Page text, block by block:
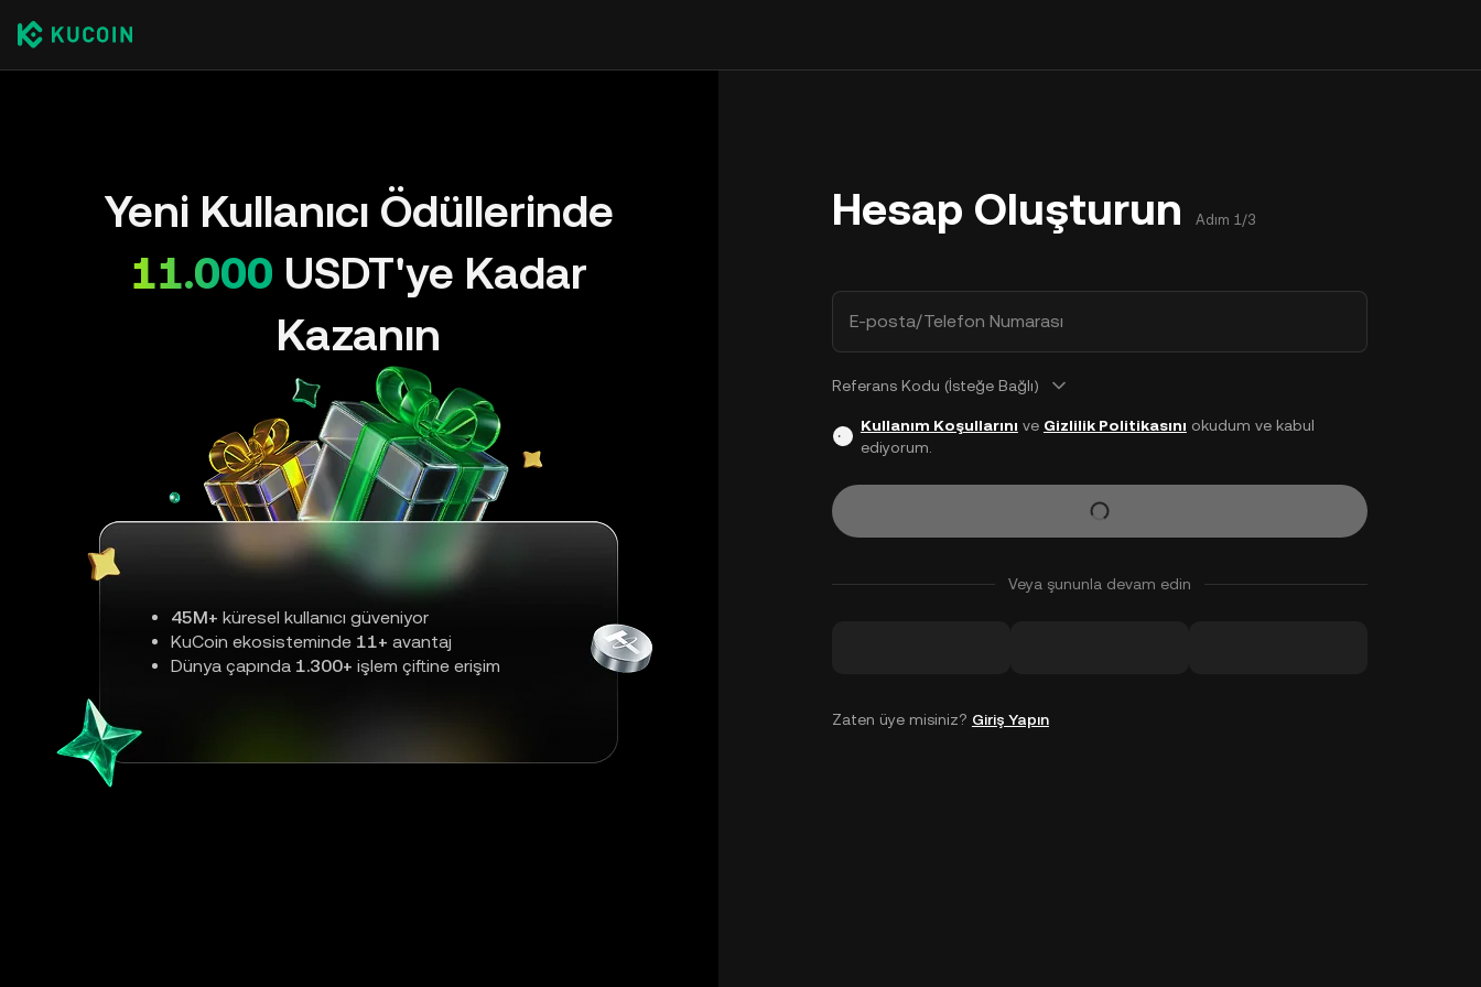
Yeni Kullanıcı Ödüllerinde
11.000 USDT'ye Kadar
Kazanın
45M+ küresel kullanıcı güveniyor
KuCoin ekosisteminde 11+ avantaj
Dünya çapında 1.300+ işlem çiftine erişim
Hesap Oluşturun Adım 1/3
E-posta/Telefon Numarası
Referans Kodu (İsteğe Bağlı)
Kullanım Koşullarını ve Gizlilik Politikasını okudum ve kabul
ediyorum.
Veya şununla devam edin
Zaten üye misiniz? Giriş Yapın